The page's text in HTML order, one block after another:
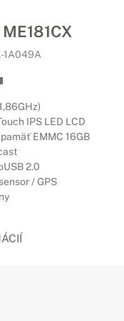
1A049A
IPS LED LCD
EMMC 16GB
2.0
/ GPS